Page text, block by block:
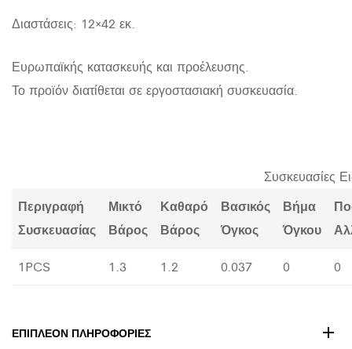
Διαστάσεις: 12×42 εκ.
Ευρωπαϊκής κατασκευής και προέλευσης.
Το προϊόν διατίθεται σε εργοστασιακή συσκευασία.
Συσκευασίες
Περιγραφή
Συσκευασίας
Μικτό
Βάρος
Καθαρό
Βάρος
Βασικός
Όγκος
Βήμα
Όγκου
1PCS 1.3 1.2 0.037 0 0
ΕΠΙΠΛΈΟΝ ΠΛΗΡΟΦΟΡΊΕΣ